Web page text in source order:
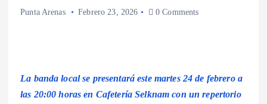
Punta Arenas Febrero 23, 2026 0 Comments
La banda local se presentará este martes 24 de febrero a
las 20:00 horas en Cafetería Selknam con un repertorio